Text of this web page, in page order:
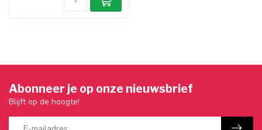
Abonneer je op onze nieuwsbrief
Blijft op de hoogte!